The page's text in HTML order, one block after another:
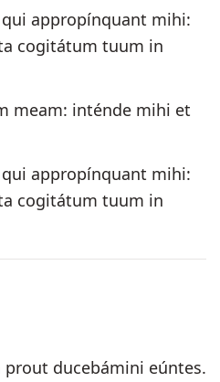
appropínquant mihi:
cogitátum tuum in
meam: inténde mihi et
appropínquant mihi:
cogitátum tuum in
ducebámini eúntes.